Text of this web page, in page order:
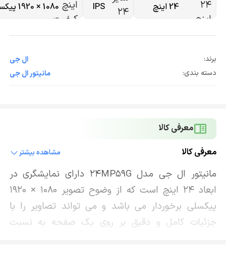
24 اینچ IPS 1080 × 1920 پیکسل
برند:
ال جی
دسته بندی:
مانیتور ال جی
معرفی کالا
معرفی کالا
مشاهده بیشتر
مانیتور ال جی مدل 24MP59G دارای نمایشگری در
ابعاد 24 اینچ است که از وضوح تصویر 1080 × 1920
پیکسلی برخوردار می باشد و می تواند تصاویر را با
جزئیات کامل و دقیق بر روی یک صفحه به نسبت